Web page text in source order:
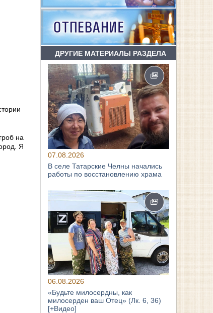
на
Я
ДРУГИЕ МАТЕРИАЛЫ РАЗДЕЛА
07.08.2026
В селе Татарские Челны начались
работы по восстановлению храма
06.08.2026
«Будьте милосердны, как
милосерден ваш Отец» (Лк. 6, 36)
[+Видео]